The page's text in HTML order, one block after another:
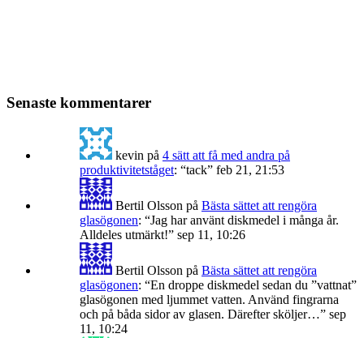
Senaste kommentarer
kevin på 4 sätt att få med andra på
produktivitetståget: “tack” feb 21, 21:53
Bertil Olsson på Bästa sättet att rengöra
glasögonen: “Jag har använt diskmedel i många år.
Alldeles utmärkt!” sep 11, 10:26
Bertil Olsson på Bästa sättet att rengöra
glasögonen: “En droppe diskmedel sedan du ”vattnat”
glasögonen med ljummet vatten. Använd fingrarna
och på båda sidor av glasen. Därefter sköljer…” sep
11, 10:24